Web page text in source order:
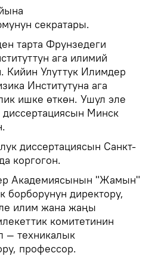
секратары.
тарта Фрунзедеги
ага илимий
Кийин Улуттук Илимдер
Институтуна ага
ишке өткөн. Ушул эле
Минск
диссертациясын Санкт-
коргогон.
Академиясынын "Жамын"
борборунун директору,
илим жана жаңы
комитетинин
— техникалык
профессор.